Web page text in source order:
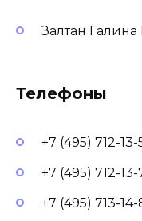
Залтан
Телефоны
+7 (495) 712-
+7 (495) 712-
+7 (495) 713-